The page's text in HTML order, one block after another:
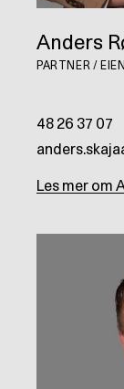
Anders
PARTNER /
48 26 37 07
Les mer om